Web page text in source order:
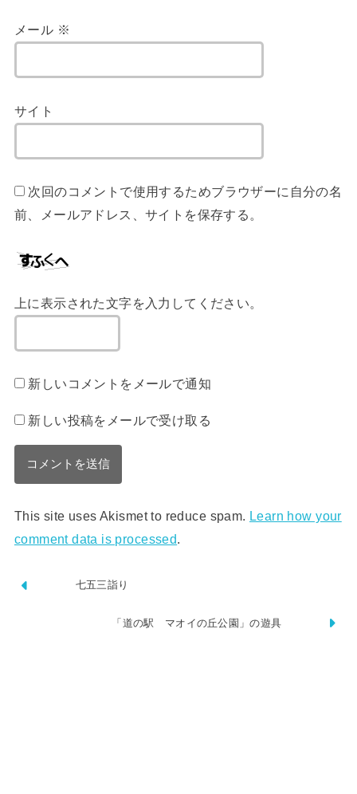
メール ※
サイト
次回のコメントで使用するためブラウザーに自分の名
前、メールアドレス、サイトを保存する。
上に表示された文字を入力してください。
新しいコメントをメールで通知
新しい投稿をメールで受け取る
This site uses Akismet to reduce spam. Learn how your
comment data is processed.
七五三詣り
「道の駅 マオイの丘公園」の遊具